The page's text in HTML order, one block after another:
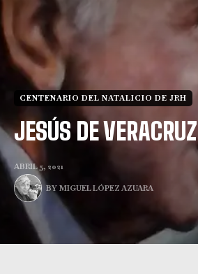
CENTENARIO DEL NATALICIO DE JRH
JESÚS DE VERACRUZ
ABRIL 5, 2021
BY MIGUEL LÓPEZ AZUARA